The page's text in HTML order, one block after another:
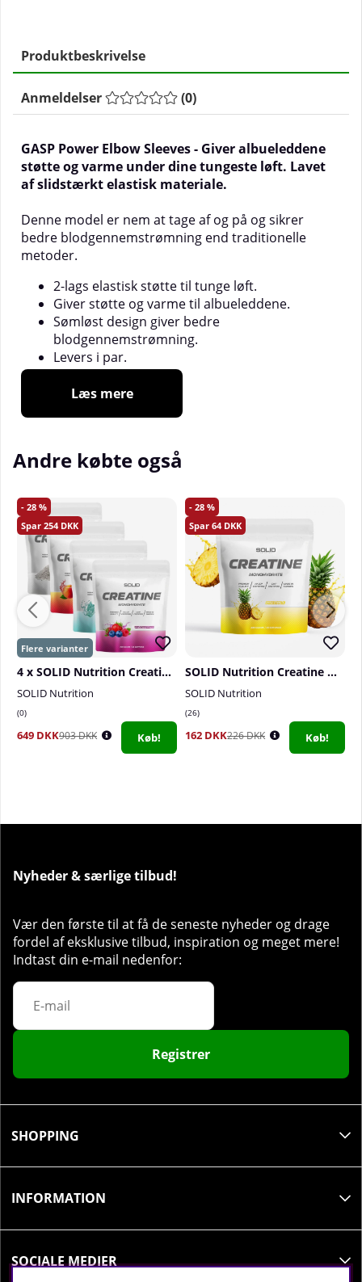
Produktbeskrivelse
Anmeldelser (0)
GASP Power Elbow Sleeves - Giver albueleddene
støtte og varme under dine tungeste løft. Lavet
af slidstærkt elastisk materiale.
Denne model er nem at tage af og på og sikrer
bedre blodgennemstrømning end traditionelle
metoder.
2-lags elastisk støtte til tunge løft.
Giver støtte og varme til albueleddene.
Sømløst design giver bedre
blodgennemstrømning.
Levers i par.
________________
Størrelsesguide:(mål den nedre del af biceps)
M 25-30 cm
L 30-38 cm
2XL 40-48 cm
3XL 45-53 cm
Læs mere
Andre købte også
28
254
4 x SOLID Nutrition Creatine Monohydrate, 400 g
SOLID Nutrition
0
649 DKK903 DKK Køb!
28
64
SOLID Nutrition Creatine Monohydrate, 400 g
SOLID Nutrition
26
162 DKK226 DKK Køb!
Nyheder & særlige tilbud!
Vær den første til at få de seneste nyheder og drage
fordel af eksklusive tilbud, inspiration og meget mere!
Indtast din e-mail nedenfor:
Registrer
SHOPPING
INFORMATION
SOCIALE MEDIER